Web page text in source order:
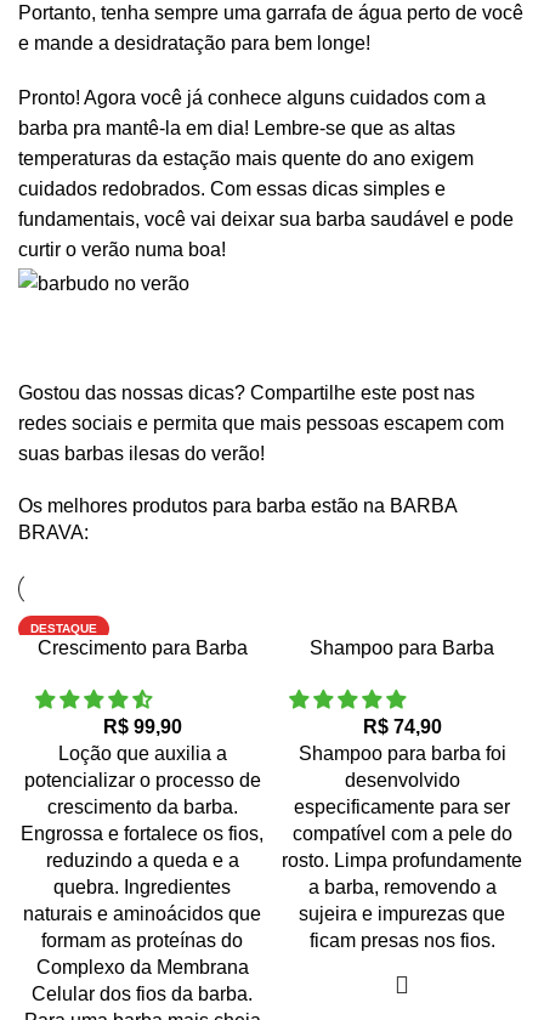
Portanto, tenha sempre uma garrafa de água perto de você
e mande a desidratação para bem longe!
Pronto! Agora você já conhece alguns cuidados com a
barba pra mantê-la em dia! Lembre-se que as altas
temperaturas da estação mais quente do ano exigem
cuidados redobrados. Com essas dicas simples e
fundamentais, você vai deixar sua barba saudável e pode
curtir o verão numa boa!
Gostou das nossas dicas? Compartilhe este post nas
redes sociais e permita que mais pessoas escapem com
suas barbas ilesas do verão!
Os melhores produtos para barba estão na BARBA
BRAVA:
DESTAQUE
Crescimento para Barba
R$
Loção que auxilia a
potencializar o processo de
crescimento da barba.
Engrossa e fortalece os fios,
reduzindo a queda e a
quebra. Ingredientes
naturais e aminoácidos que
formam as proteínas do
Complexo da Membrana
Celular dos fios da barba.
Shampoo para Barba
R$
Shampoo para barba foi
desenvolvido
especificamente para ser
compatível com a pele do
rosto. Limpa profundamente
a barba, removendo a
sujeira e impurezas que
ficam presas nos fios.